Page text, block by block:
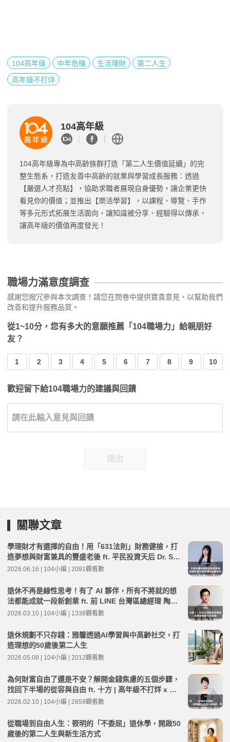
104高年級 中年危機 生活理財
第二人生
高年級不打烊
104高年級
104高年級專為中高齡族群打造「第二人生價值延續」的完
整生態系，打造友善中高齡的就業與學習成長服務：透過
【嚴選人才亮點】，協助求職者展現自身優勢，讓企業更快
看見你的價值；並推出【樂活學習】，以課程、導覽、手作
等多元形式拓展生活面向，讓知識被分享、經驗得以傳承，
讓高年級的價值再度發光！
職場力滿意度調查
感謝您撥冗參與本次調查！請您在問卷中提供寶貴意見，以幫助我們
改善和提升服務品質。
從1~10分，您有多大的意願推薦「104職場力」給親朋好
友？
1 2 3 4 5 6 7 8 9 10
歡迎留下給104職場力的建議與回饋
送出
關聯文章
學理財才有選擇的自由！用「631法則」財務健檢，打
造夢想與財富兼具的豐盛老後 ft. 平民投資天后 Dr. Sel
ena | 高年級不打烊 x 用 AI 點亮第二人生 EP277
2026.06.16 | 104小編 | 2091觀看數
退休不再是線性思考！有了 AI 夥伴，所有不將就的想
法都能成就一段新創業 ft. 前 LINE 台灣區總經理 陶韻
智 | 高年級不打烊 x 用 AI 點亮第二人生 EP263
2026.03.10 | 104小編 | 1338觀看數
退休規劃不只存錢：雅馨透過AI學習與中高齡社交，打
造理想的50歲後第二人生
2026.05.08 | 104小編 | 2012觀看數
為何財富自由了還是不安？解開金錢焦慮的五個步驟，
找回下半場的從容與自由 ft. 十方 | 高年級不打烊 x 用
AI 點亮第二人生 EP260
2026.02.10 | 104小編 | 2859觀看數
從職場到自由人生：筱明的「不委屈」退休學，開啟50
歲後的第二人生與新生活方式